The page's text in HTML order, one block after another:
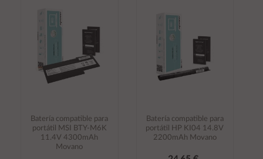
carrito
carrito
Batería compatible para
portátil MSI BTY-M6K
11.4V 4300mAh
Movano
Batería compatible para
portátil HP KI04 14.8V
2200mAh Movano